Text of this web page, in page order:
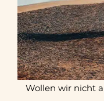
Wollen wir nicht